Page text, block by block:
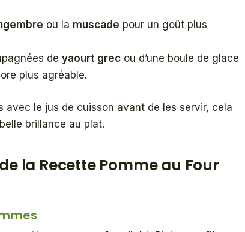
ou la muscade pour un goût plus
de yaourt grec ou d’une boule de glace
plus agréable.
avec le jus de cuisson avant de les servir, cela
brillance au plat.
la Recette Pomme au Four